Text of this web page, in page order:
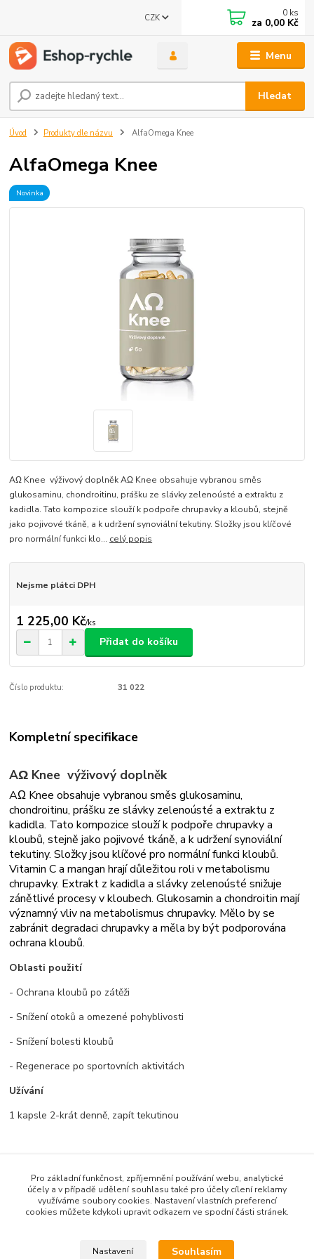
Menu
CZK
Hledat
0 ks
za 0,00 Kč
Úvod Produkty dle názvu AlfaOmega Knee
AlfaOmega Knee
Novinka
AΩ Knee výživový doplněk AΩ Knee obsahuje vybranou směs
glukosaminu, chondroitinu, prášku ze slávky zelenoústé a extraktu z
kadidla. Tato kompozice slouží k podpoře chrupavky a kloubů, stejně
jako pojivové tkáně, a k udržení synoviální tekutiny. Složky jsou klíčové
pro normální funkci klo... celý popis
Nejsme plátci DPH
1 225,00 Kč/ks
Přidat do košíku
Číslo produktu: 31 022
Kompletní specifikace
AΩ Knee výživový doplněk
AΩ Knee obsahuje vybranou směs glukosaminu,
chondroitinu, prášku ze slávky zelenoústé a extraktu z
kadidla. Tato kompozice slouží k podpoře chrupavky a
kloubů, stejně jako pojivové tkáně, a k udržení synoviální
tekutiny. Složky jsou klíčové pro normální funkci kloubů.
Vitamin C a mangan hrají důležitou roli v metabolismu
chrupavky. Extrakt z kadidla a slávky zelenoústé snižuje
zánětlivé procesy v kloubech. Glukosamin a chondroitin mají
významný vliv na metabolismus chrupavky. Mělo by se
zabránit degradaci chrupavky a měla by být podporována
ochrana kloubů.
Oblasti použití
- Ochrana kloubů po zátěži
- Snížení otoků a omezené pohyblivosti
- Snížení bolesti kloubů
- Regenerace po sportovních aktivitách
Užívání
1 kapsle 2-krát denně, zapít tekutinou
Produkty dle názvu
Bylinné produkty
Pro základní funkčnost, zpříjemnění používání webu, analytické
účely a v případě udělení souhlasu také pro účely cílení reklamy
využíváme soubory cookies. Nastavení vlastních preferencí
cookies můžete kdykoli upravit odkazem ve spodní části stránek.
Nastavení Souhlasím